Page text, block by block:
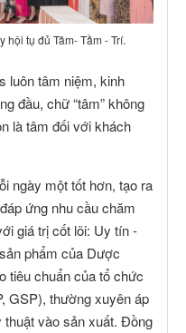
hội tụ đủ Tâm- Tầm - Trí.
luôn tâm niệm, kinh
đầu, chữ “tâm” không
là tâm đối với khách
ngày một tốt hơn, tạo ra
ứng nhu cầu chăm
giá trị cốt lõi: Uy tín -
phẩm của Dược
tiêu chuẩn của tổ chức
GSP), thường xuyên áp
thuật vào sản xuất. Đồng